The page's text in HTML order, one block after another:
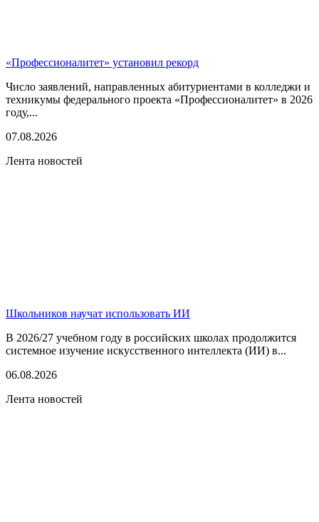
«Профессионалитет» установил рекорд
Число заявлений, направленных абитуриентами в колледжи и
техникумы федерального проекта «Профессионалитет» в 2026
году,...
07.08.2026
Лента новостей
Школьников научат использовать ИИ
В 2026/27 учебном году в российских школах продолжится
системное изучение искусственного интеллекта (ИИ) в...
06.08.2026
Лента новостей